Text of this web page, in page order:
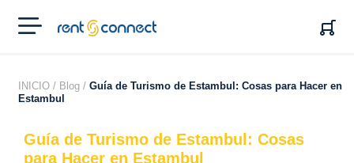
RENT'N
CONNECT
INICIO / Blog / Guía de Turismo de Estambul: Cosas para Hacer en
Estambul
Guía de Turismo de Estambul: Cosas
para Hacer en Estambul